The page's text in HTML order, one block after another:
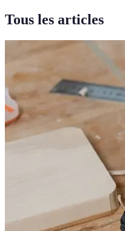
Tous les articles